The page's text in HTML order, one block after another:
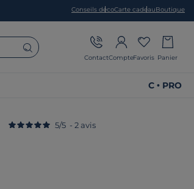
Conseils décoCarte cadeauBoutique
ContactCompteFavoris Panier
C • PRO
5/5 - 2 avis